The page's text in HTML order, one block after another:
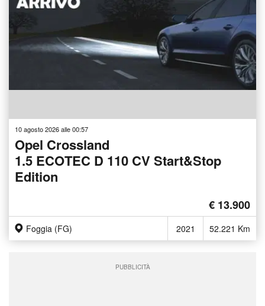
10 agosto 2026 alle 00:57
Opel Crossland
1.5 ECOTEC D 110 CV Start&Stop
Edition
€ 13.900
Foggia (FG) 2021 52.221 Km
PUBBLICITÀ